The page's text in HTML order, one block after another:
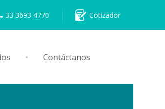
33 3693 4770 Cotizador
Contáctanos